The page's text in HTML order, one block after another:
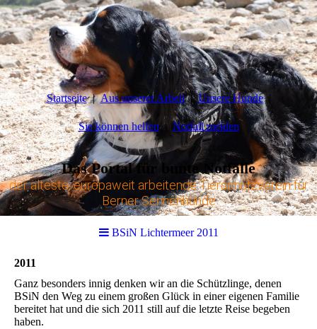
Startseite Aus unserer Arbeit Unsere Hunde
Sie können helfen Notfall melden
Das Portal für bunte Notfälle
der älteste, europaweit arbeitende Tierschutzverein für
Berner Sennenhunde
BSiN Lichtermeer 2011
2011
Ganz besonders innig denken wir an die Schützlinge, denen
BSiN den Weg zu einem großen Glück in einer eigenen Familie
bereitet hat und die sich 2011 still auf die letzte Reise begeben
haben.